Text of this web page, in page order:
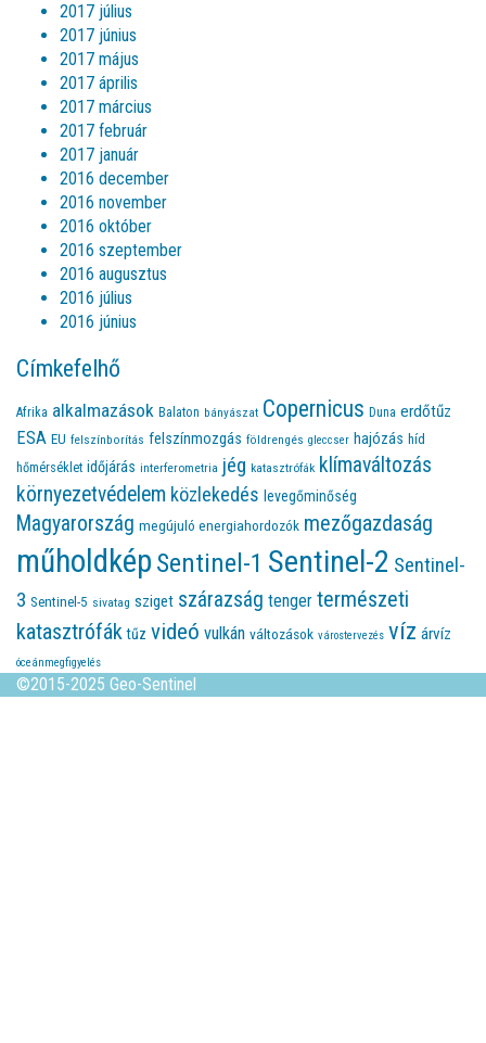
2017 július
2017 június
2017 május
2017 április
2017 március
2017 február
2017 január
2016 december
2016 november
2016 október
2016 szeptember
2016 augusztus
2016 július
2016 június
Címkefelhő
Afrika alkalmazások Balaton bányászat Copernicus Duna erdőtűz
ESA EU felszínborítás felszínmozgás földrengés gleccser hajózás híd
hőmérséklet időjárás interferometria jég katasztrófák klímaváltozás
környezetvédelem közlekedés levegőminőség
Magyarország megújuló energiahordozók mezőgazdaság
műholdkép Sentinel-1 Sentinel-2 Sentinel-
3 Sentinel-5 sivatag sziget szárazság tenger természeti
katasztrófák tűz videó vulkán változások várostervezés víz árvíz
óceánmegfigyelés
©2015-2025 Geo-Sentinel